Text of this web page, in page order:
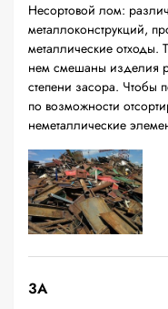
Несортовой лом:
металлоконструкций,
металлические отходы.
нем смешаны изделия
степени засора. Чтобы
по возможности
неметаллические
3А